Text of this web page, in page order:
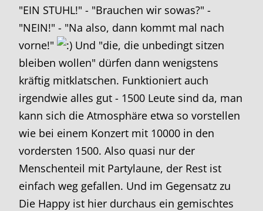
"EIN STUHL!" - "Brauchen wir sowas?" -
"NEIN!" - "Na also, dann kommt mal nach
vorne!"
Und "die, die unbedingt sitzen
bleiben wollen" dürfen dann wenigstens
kräftig mitklatschen. Funktioniert auch
irgendwie alles gut - 1500 Leute sind da, man
kann sich die Atmosphäre etwa so vorstellen
wie bei einem Konzert mit 10000 in den
vordersten 1500. Also quasi nur der
Menschenteil mit Partylaune, der Rest ist
einfach weg gefallen. Und im Gegensatz zu
Die Happy ist hier durchaus ein gemischtes